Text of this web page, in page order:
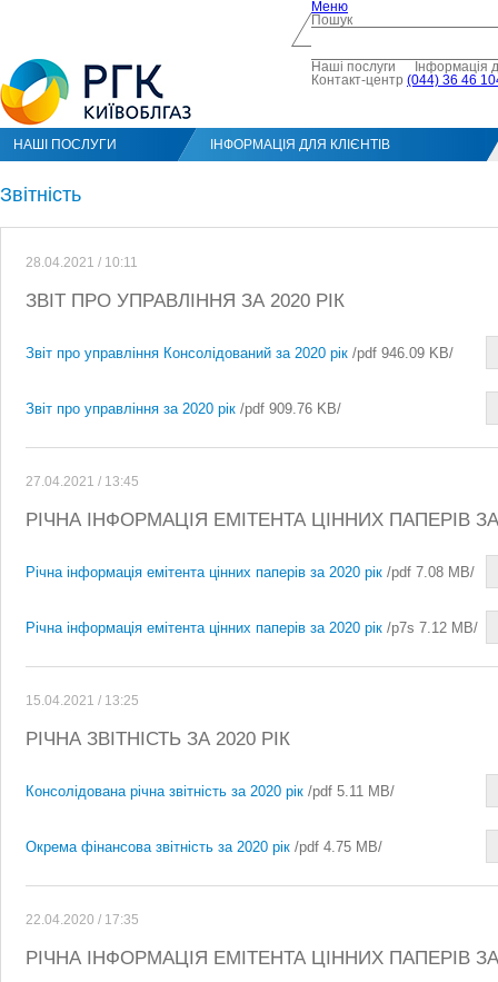
Меню
Пошук
Наші послуги
Інформація
Контакт-центр (044) 36 46
НАШІ ПОСЛУГИ ІНФОРМАЦІЯ ДЛЯ КЛІЄНТІВ
Звітність
28.04.2021 / 10:11
ЗВІТ ПРО УПРАВЛІННЯ ЗА 2020 РІК
Звіт про управління Консолідований за 2020 рік /pdf 946.09 KB/
Звіт про управління за 2020 рік /pdf 909.76 KB/
27.04.2021 / 13:45
РІЧНА ІНФОРМАЦІЯ ЕМІТЕНТА ЦІННИХ ПАПЕРІВ ЗА
Річна інформація емітента цінних паперів за 2020 рік /pdf 7.08 MB/
Річна інформація емітента цінних паперів за 2020 рік /p7s 7.12 MB/
15.04.2021 / 13:25
РІЧНА ЗВІТНІСТЬ ЗА 2020 РІК
Консолідована річна звітність за 2020 рік /pdf 5.11 MB/
Окрема фінансова звітність за 2020 рік /pdf 4.75 MB/
22.04.2020 / 17:35
РІЧНА ІНФОРМАЦІЯ ЕМІТЕНТА ЦІННИХ ПАПЕРІВ ЗА